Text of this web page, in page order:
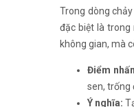
Trong dòng
đặc biệt là trong
không gian, mà
Điểm
sen, trống
Ý nghĩa: